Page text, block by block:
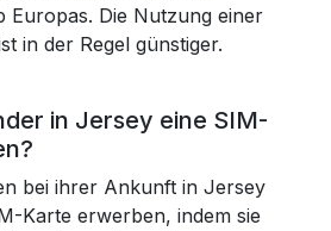
Europas. Die Nutzung einer
in der Regel günstiger.
in Jersey eine SIM-
bei ihrer Ankunft in Jersey
Karte erwerben, indem sie